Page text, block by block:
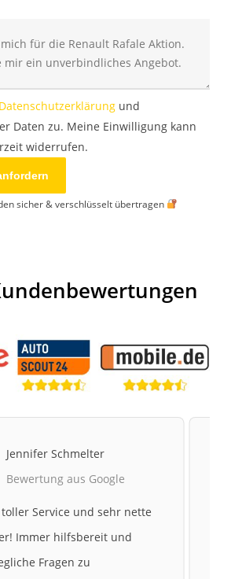
Datenschutzerklärungund
Daten zu. Meine Einwilligung kann
widerrufen.
sicher & verschlüsselt übertragen
Jennifer Schmelter
Bewertung aus Google
toller Service und sehr nette
Immer hilfsbereit und
Fragen zu